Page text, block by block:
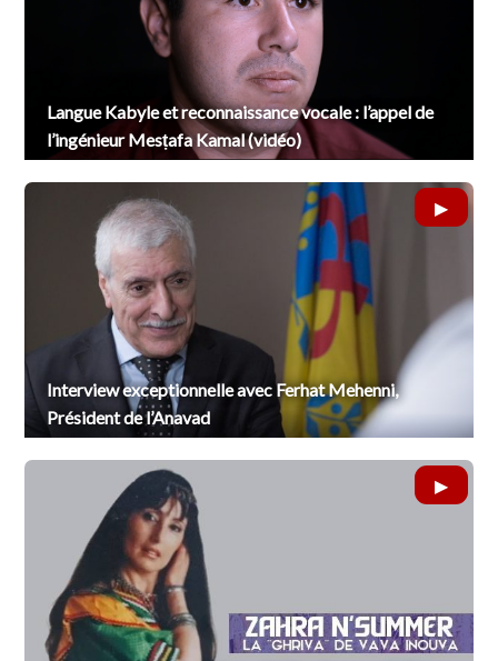
Langue Kabyle et reconnaissance vocale : l’appel de
l’ingénieur Mesṭafa Kamal (vidéo)
Interview exceptionnelle avec Ferhat Mehenni,
Président de l’Anavad